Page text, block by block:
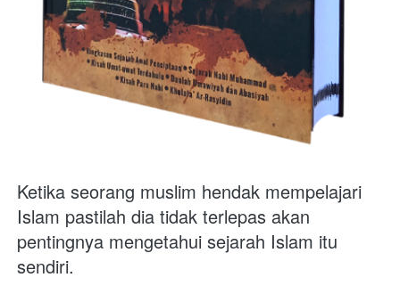
Ketika seorang muslim hendak mempelajari
Islam pastilah dia tidak terlepas akan
pentingnya mengetahui sejarah Islam itu
sendiri.